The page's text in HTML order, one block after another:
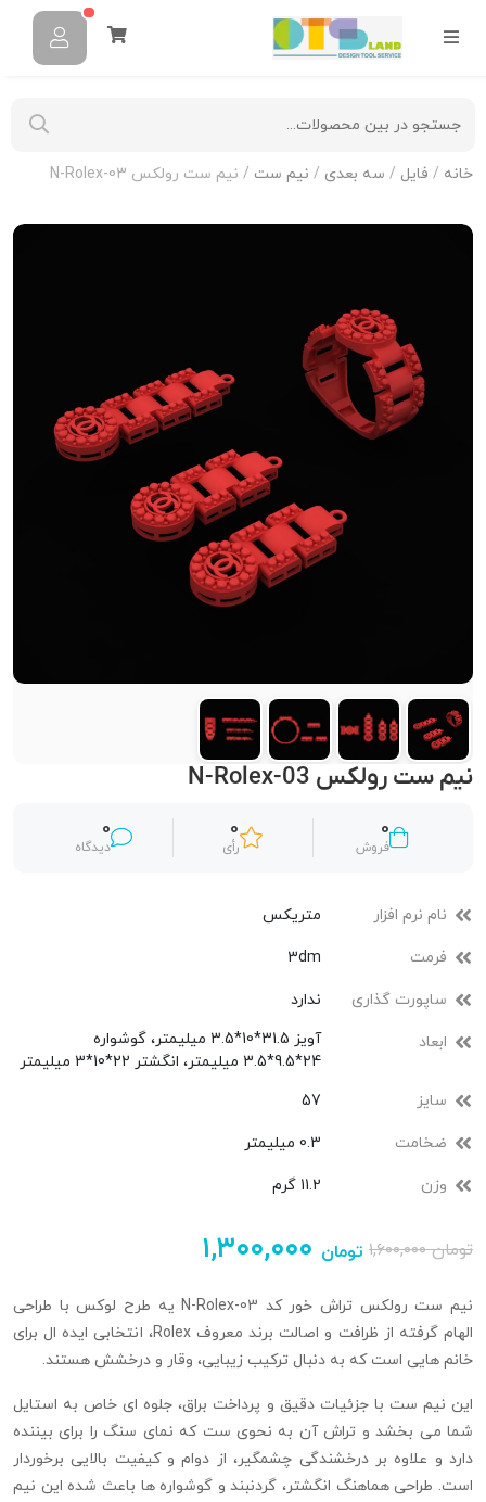
خانه / فایل / سه بعدی / نیم ست / نیم ست رولکس N-Rolex-03
نیم ست رولکس N-Rolex-03
0
فروش
0
رأی
0
دیدگاه
نام نرم افزار متریکس
فرمت 3dm
ساپورت گذاری ندارد
ابعاد
آویز 31.5*10*3.5 میلیمتر، گوشواره
24*9.5*3.5 میلیمتر، انگشتر 22*10*3 میلیمتر
سایز
57
ضخامت 0.3 میلیمتر
وزن 11.2 گرم
۱,۶۰۰,۰۰۰تومان ۱,۳۰۰,۰۰۰ تومان
نیم ست رولکس تراش خور کد N-Rolex-03 یه طرح لوکس با طراحی
الهام گرفته از ظرافت و اصالت برند معروف Rolex، انتخابی ایده ال برای
خانم هایی است که به دنبال ترکیب زیبایی، وقار و درخشش هستند.
این نیم ست با جزئیات دقیق و پرداخت براق، جلوه ای خاص به استایل
شما می بخشد و تراش آن به نحوی ست که نمای سنگ را برای بیننده
دارد و علاوه بر درخشندگی چشمگیر، از دوام و کیفیت بالایی برخوردار
است. طراحی هماهنگ انگشتر، گردنبند و گوشواره ها باعث شده این نیم